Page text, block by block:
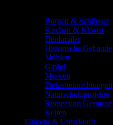
Burgen & Schlösser
Kirchen & Klöster
Denkmäler
Historische Gebäude
Mühlen
Gipfel
Museen
Freizeiteinrichtungen
Naturschutzprojekte
Römer und
Kelten
Einkehr & Unterkunft